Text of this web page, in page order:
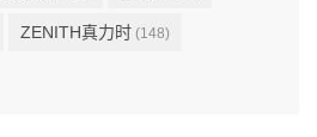
ZENITH真力时 (148)